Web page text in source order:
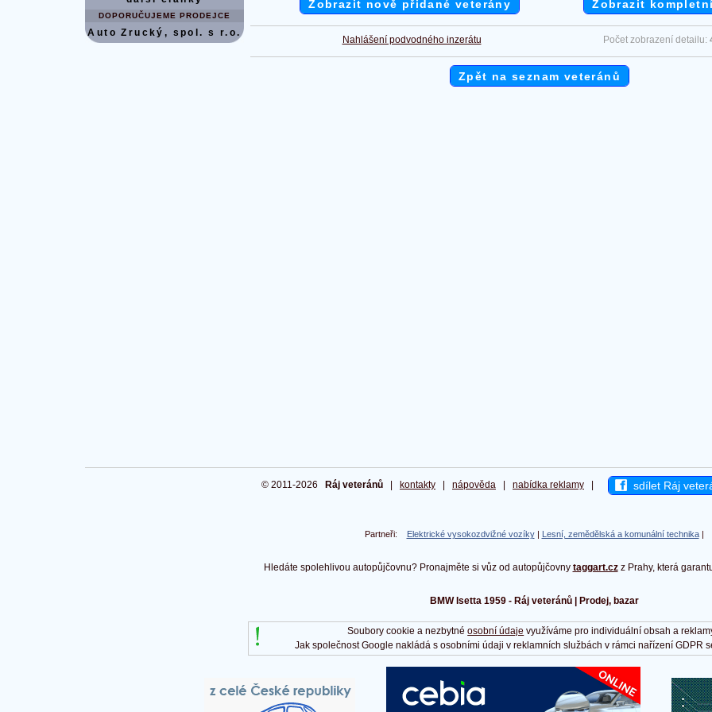
DOPORUČUJEME PRODEJCE
Auto Zrucký, spol. s r.o.
Zobrazit nově přidané veterány Zobrazit
Nahlášení podvodného inzerátu Počet zobrazení detailu:
Zpět na seznam veteránů
© 2011-2026 Ráj veteránů kontakty nápověda nabídka reklamy sdílet Ráj
Partneři: Elektrické vysokozdvižné vozíky| Lesní, zemědělská a komunální technika|
Hledáte spolehlivou autopůjčovnu? Pronajměte si vůz od autopůjčovny taggart.czz Prahy, která
BMW Isetta 1959 - Ráj veteránů | Prodej, bazar
Soubory cookie a nezbytnéosobní údaje využíváme pro individuální obsah a
Jak společnost Google nakládá s osobními údaji v reklamních službách v rámci nařízení GDPR